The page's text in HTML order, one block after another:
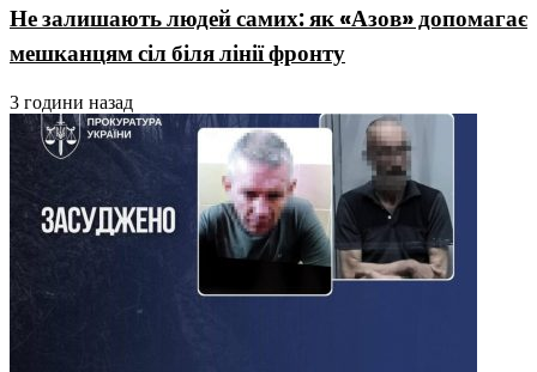
Не залишають людей самих: як «Азов» допомагає
мешканцям сіл біля лінії фронту
3 години назад